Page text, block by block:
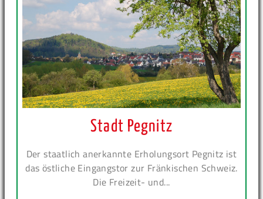
Stadt Pegnitz
Der staatlich anerkannte Erholungsort Pegnitz ist
das östliche Eingangstor zur Fränkischen Schweiz.
Die Freizeit- und...